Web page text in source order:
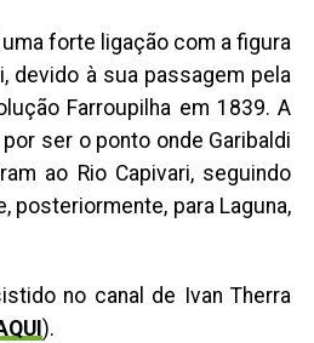
uma forte ligação com a figura
devido à sua passagem pela
Farroupilha em 1839. A
ser o ponto onde Garibaldi
ao Rio Capivari, seguindo
posteriormente, para Laguna,
no canal de Ivan Therra
).